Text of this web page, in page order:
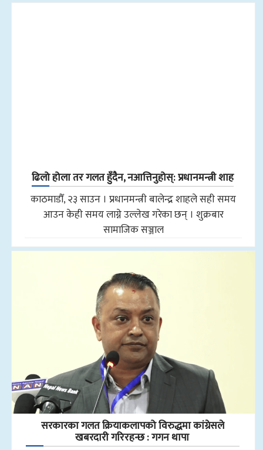
ढिलो होला तर गलत हुँदैन, नआत्तिनुहोस्: प्रधानमन्त्री शाह
काठमाडौँ, २३ साउन । प्रधानमन्त्री बालेन्द्र शाहले सही समय
आउन केही समय लाग्ने उल्लेख गरेका छन् । शुक्रबार
सामाजिक सञ्जाल
सरकारका गलत क्रियाकलापको विरुद्धमा कांग्रेसले
खबरदारी गरिरहन्छ : गगन थापा